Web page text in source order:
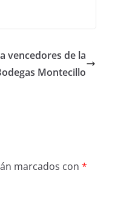
vencedores de la
Montecillo
marcados con *